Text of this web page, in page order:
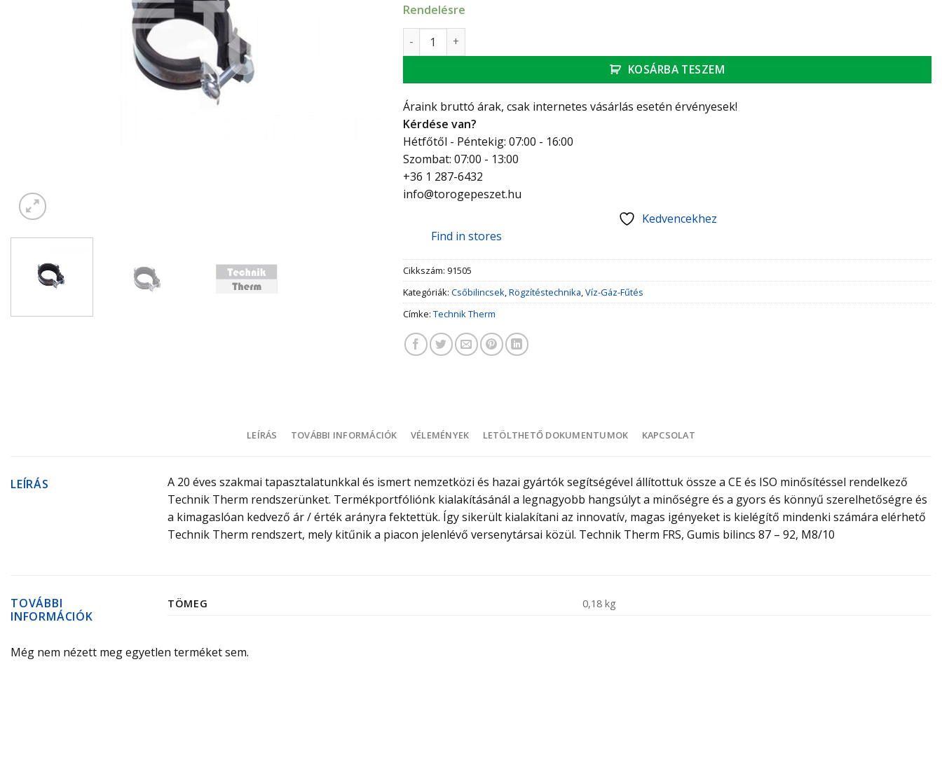
Rendelésre
Technik Therm FRS, Gumis bilincs 87 - 92, M8/10 mennyiség
KOSÁRBA TESZEM
Áraink bruttó árak, csak internetes vásárlás esetén érvényesek!
Kérdése van?
Hétfőtől - Péntekig: 07:00 - 16:00
Szombat: 07:00 - 13:00
+36 1 287-6432
info@torogepeszet.hu
Kedvencekhez
Find in stores
Cikkszám: 91505
Kategóriák: Csőbilincsek Rögzítéstechnika Víz-Gáz-Fűtés
Címke: Technik Therm
LEÍRÁS TOVÁBBI INFORMÁCIÓK VÉLEMÉNYEK LETÖLTHETŐ DOKUMENTUMOK KAPCSOLAT
LEÍRÁS
A 20 éves szakmai tapasztalatunkkal és ismert nemzetközi és hazai gyártók segítségével állítottuk össze a CE és ISO minősítéssel rendelkező
Technik Therm rendszerünket. Termékportfóliónk kialakításánál a legnagyobb hangsúlyt a minőségre és a gyors és könnyű szerelhetőségre és
a kimagaslóan kedvező ár / érték arányra fektettük. Így sikerült kialakítani az innovatív, magas igényeket is kielégítő mindenki számára elérhető
Technik Therm rendszert, mely kitűnik a piacon jelenlévő versenytársai közül. Technik Therm FRS, Gumis bilincs 87 – 92, M8/10
TOVÁBBI
INFORMÁCIÓK
TÖMEG 0,18 kg
Még nem nézett meg egyetlen terméket sem.